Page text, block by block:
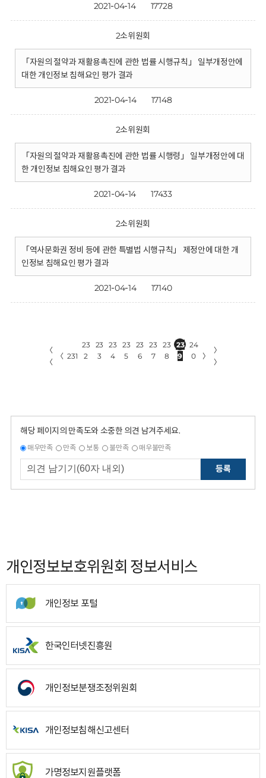
2021-04-14 17728
2소위원회
「자원의 절약과 재활용촉진에 관한 법률 시행규칙」 일부개정안에
대한 개인정보 침해요인 평가 결과
2021-04-14 17148
2소위원회
「자원의 절약과 재활용촉진에 관한 법률 시행령」 일부개정안에 대
한 개인정보 침해요인 평가 결과
2021-04-14 17433
2소위원회
「역사문화권 정비 등에 관한 특별법 시행규칙」 제정안에 대한 개
인정보 침해요인 평가 결과
2021-04-14 17140
〈
〈
〈 231
23
2
23
3
23
4
23
5
23
6
23
7
23
8
23
9
24
0
〉
〉
〉
해당 페이지의 만족도와 소중한 의견 남겨주세요.
매우만족 만족 보통 불만족 매우불만족
등록
개인정보보호위원회 정보서비스
개인정보 포털
한국인터넷진흥원
개인정보분쟁조정위원회
개인정보침해신고센터
가명정보지원플랫폼